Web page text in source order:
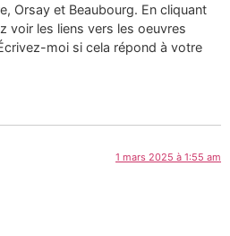
Orsay et Beaubourg. En cliquant
voir les liens vers les oeuvres
moi si cela répond à votre
1 mars 2025 à 1:55 am